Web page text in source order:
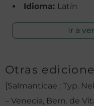
Idioma: Latín
Ir a
Otras
[Salmanticae : Typ.
– Venecia, Bern. de